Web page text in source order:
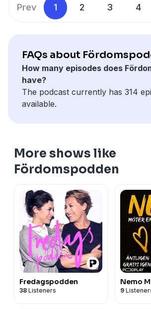
Prev 1 2 3 4
FAQs about
How many episodes does
have?
The podcast currently has 314
available.
More shows like
Fördomspodden
Fredagspodden
38 Listeners
Nemo
9